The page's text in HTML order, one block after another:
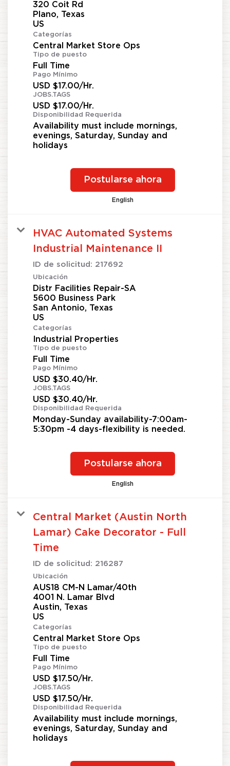
320 Coit Rd
Plano, Texas
Categorías
Central Market Store Ops
Tipo de puesto
Full Time
Pago Mínimo
USD $17.00/Hr.
JOBS.TAGS
USD $17.00/Hr.
Disponibilidad Requerida
Availability must include mornings,
evenings, Saturday, Sunday and
holidays
Postularse ahora
English
HVAC Automated Systems
Industrial Maintenance II
ID de solicitud: 217692
Ubicación
Distr Facilities Repair-SA
5600 Business Park
San Antonio, Texas
Categorías
Industrial Properties
Tipo de puesto
Full Time
Pago Mínimo
USD $30.40/Hr.
JOBS.TAGS
USD $30.40/Hr.
Disponibilidad Requerida
Monday-Sunday availability-7:00am-
5:30pm -4 days-flexibility is needed.
Postularse ahora
English
Central Market (Austin North
Lamar) Cake Decorator - Full
Time
ID de solicitud: 216287
Ubicación
AUS18 CM-N Lamar/40th
4001 N. Lamar Blvd
Austin, Texas
Categorías
Central Market Store Ops
Tipo de puesto
Full Time
Pago Mínimo
USD $17.50/Hr.
JOBS.TAGS
USD $17.50/Hr.
Disponibilidad Requerida
Availability must include mornings,
evenings, Saturday, Sunday and
holidays